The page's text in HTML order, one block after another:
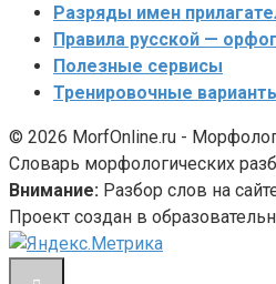
Разряды имен
Правила русской —
Полезные сервисы
Тренировочные
© 2026 MorfOnline.ru -
Словарь морфологических
Внимание: Разбор слов на
Проект создан в